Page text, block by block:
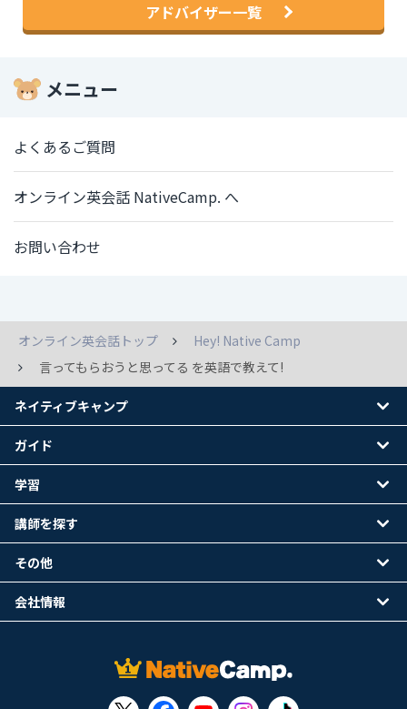
アドバイザー一覧
メニュー
よくあるご質問
オンライン英会話 NativeCamp. へ
お問い合わせ
オンライン英会話トップ
Hey! Native Camp
言ってもらおうと思ってる を英語で教えて!
ネイティブキャンプ
ガイド
学習
講師を探す
その他
会社情報